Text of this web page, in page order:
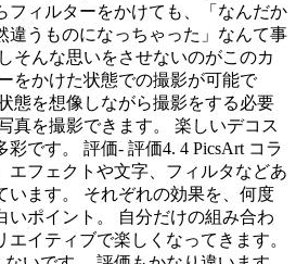
フィルターをかけても、「なんだか
違うものになっちゃった」なんて事
そんな思いをさせないのがこのカ
をかけた状態での撮影が可能で
態を想像しながら撮影をする必要
真を撮影できます。 楽しいデコス
です。 評価- 評価4. 4 PicsArt コラ
エフェクトや文字、フィルタなどあ
います。 それぞれの効果を、何度
いポイント。 自分だけの組み合わ
イティブで楽しくなってきます。